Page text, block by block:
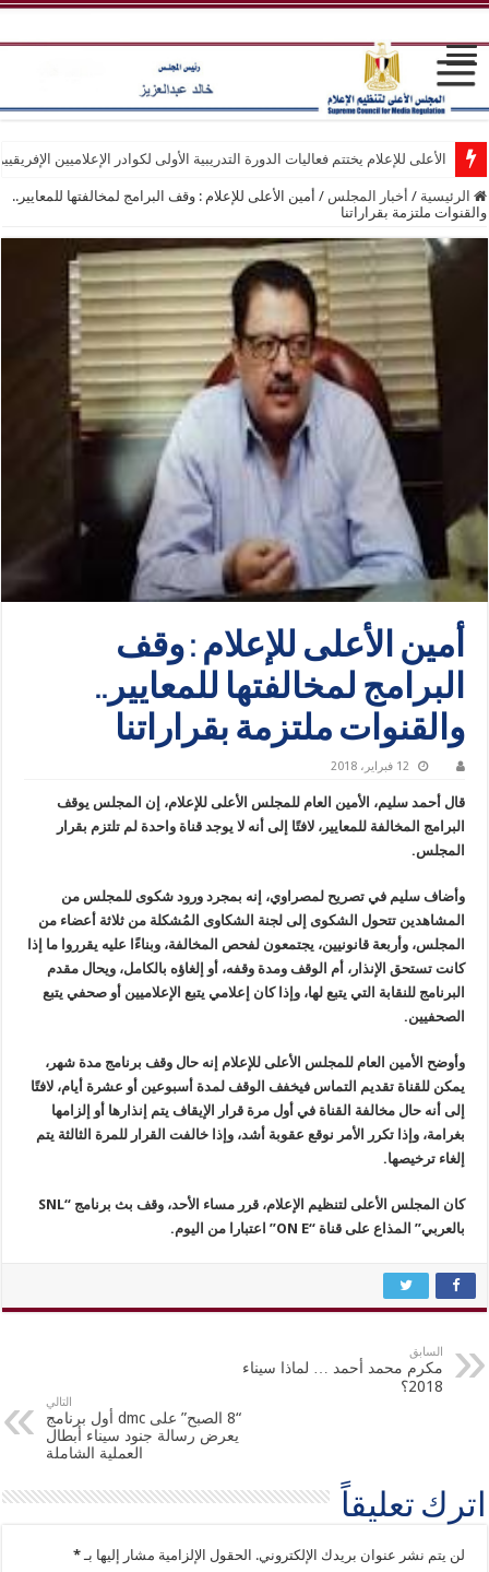
الأعلى للإعلام يختتم فعاليات الدورة التدريبية الأولى لكوادر الإعلاميين
الرئيسية / أخبار المجلس / أمين الأعلى للإعلام : وقف البرامج لمخالفتها للمعايير..
والقنوات ملتزمة بقراراتنا
أمين الأعلى للإعلام : وقف
البرامج لمخالفتها للمعايير..
والقنوات ملتزمة بقراراتنا
12 فبراير، 2018
قال أحمد سليم، الأمين العام للمجلس الأعلى للإعلام، إن المجلس يوقف
البرامج المخالفة للمعايير، لافتًا إلى أنه لا يوجد قناة واحدة لم تلتزم بقرار
المجلس.
وأضاف سليم في تصريح لمصراوي، إنه بمجرد ورود شكوى للمجلس من
المشاهدين تتحول الشكوى إلى لجنة الشكاوى المُشكلة من ثلاثة أعضاء من
المجلس، وأربعة قانونيين، يجتمعون لفحص المخالفة، وبناءًا عليه يقرروا ما إذا
كانت تستحق الإنذار، أم الوقف ومدة وقفه، أو إلغاؤه بالكامل، ويحال مقدم
البرنامج للنقابة التي يتبع لها، وإذا كان إعلامي يتبع الإعلاميين أو صحفي يتبع
الصحفيين.
وأوضح الأمين العام للمجلس الأعلى للإعلام إنه حال وقف برنامج مدة شهر،
يمكن للقناة تقديم التماس فيخفف الوقف لمدة أسبوعين أو عشرة أيام، لافتًا
إلى أنه حال مخالفة القناة في أول مرة قرار الإيقاف يتم إنذارها أو إلزامها
بغرامة، وإذا تكرر الأمر نوقع عقوبة أشد، وإذا خالفت القرار للمرة الثالثة يتم
إلغاء ترخيصها.
كان المجلس الأعلى لتنظيم الإعلام، قرر مساء الأحد، وقف بث برنامج “SNL
بالعربي” المذاع على قناة “ON E” اعتبارا من اليوم.
السابق
مكرم محمد أحمد … لماذا سيناء
2018؟
التالي
“8 الصبح” على dmc أول برنامج
يعرض رسالة جنود سيناء أبطال
العملية الشاملة
اترك تعليقاً
لن يتم نشر عنوان بريدك الإلكتروني. الحقول الإلزامية مشار إليها بـ*